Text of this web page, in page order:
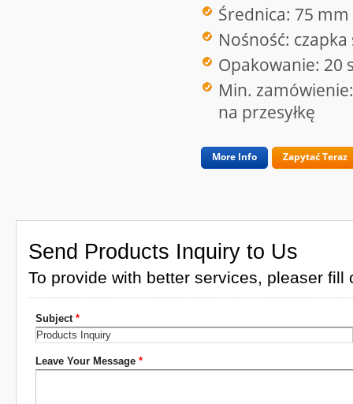
Średnica: 75 mm
Nośność:
Opakowanie: 20
Min.
na przesyłkę
More Info Zapytać Teraz